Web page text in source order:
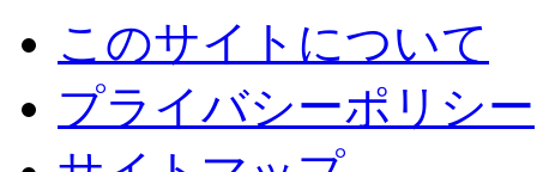
このサイトについて
プライバシーポリシー